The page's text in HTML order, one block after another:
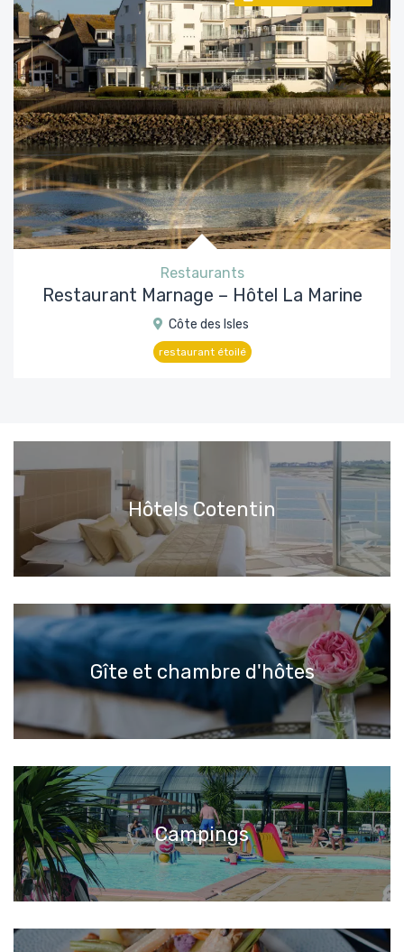
Restaurants
Restaurant Marnage – Hôtel La Marine
Côte des Isles
restaurant étoilé
Hôtels Cotentin
Gîte et chambre d'hôtes
Campings